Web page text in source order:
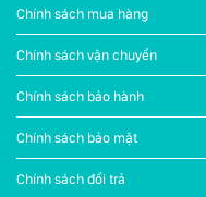
Chính sách mua hàng
Chính sách vận chuyển
Chính sách bảo hành
Chính sách bảo mật
Chính sách đổi trả